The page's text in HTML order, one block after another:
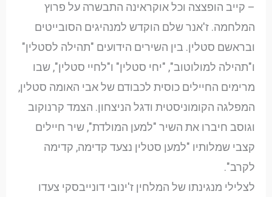
– קייב הופצצה וכל אוקראינה התבשרה על פרוץ
המלחמה. ז'אנר שלם הוקדש למנהיגים הסובייטים
ובראשם סטלין. בין השירים הידועים "תהילה לסטלין"
ו"תהילה למולוטוב", "יחי סטלין" ו"לחיי סטלין", שבו
מרימים החיילים כוסית לכבודם של אבי האומה סטלין,
המפלגה הקומוניסטית ודגל הניצחון. הצמד קרנוקוב
וגוסב חיברו את השיר "למען המולדת", שיר חיילים
קצבי שמלותיו "למען סטלין נצעד קדימה, קדימה
לקרב".
לצלילי מנגינתו של המלחין ז'ינובי דונייבסקי צעדו